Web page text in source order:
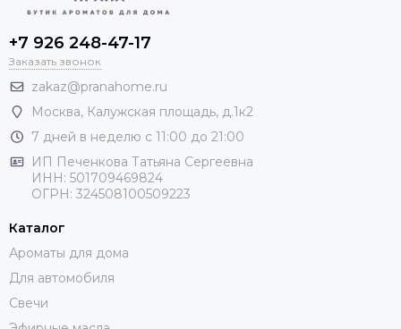
+7 926 248-47-17
Заказать звонок
zakaz@pranahome.ru
Москва, Калужская площадь, д.1к2
7 дней в неделю с 11:00 до 21:00
ИП Печенкова Татьяна Сергеевна
ИНН: 501709469824
ОГРН: 324508100509223
Каталог
Ароматы для дома
Для автомобиля
Свечи